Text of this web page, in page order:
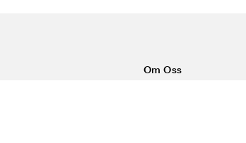
Om Oss